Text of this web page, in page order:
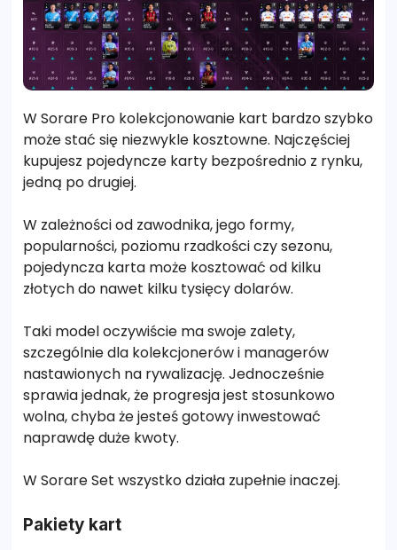
W Sorare Pro kolekcjonowanie kart bardzo szybko
może stać się niezwykle kosztowne. Najczęściej
kupujesz pojedyncze karty bezpośrednio z rynku,
jedną po drugiej.
W zależności od zawodnika, jego formy,
popularności, poziomu rzadkości czy sezonu,
pojedyncza karta może kosztować od kilku
złotych do nawet kilku tysięcy dolarów.
Taki model oczywiście ma swoje zalety,
szczególnie dla kolekcjonerów i managerów
nastawionych na rywalizację. Jednocześnie
sprawia jednak, że progresja jest stosunkowo
wolna, chyba że jesteś gotowy inwestować
naprawdę duże kwoty.
W Sorare Set wszystko działa zupełnie inaczej.
Pakiety kart